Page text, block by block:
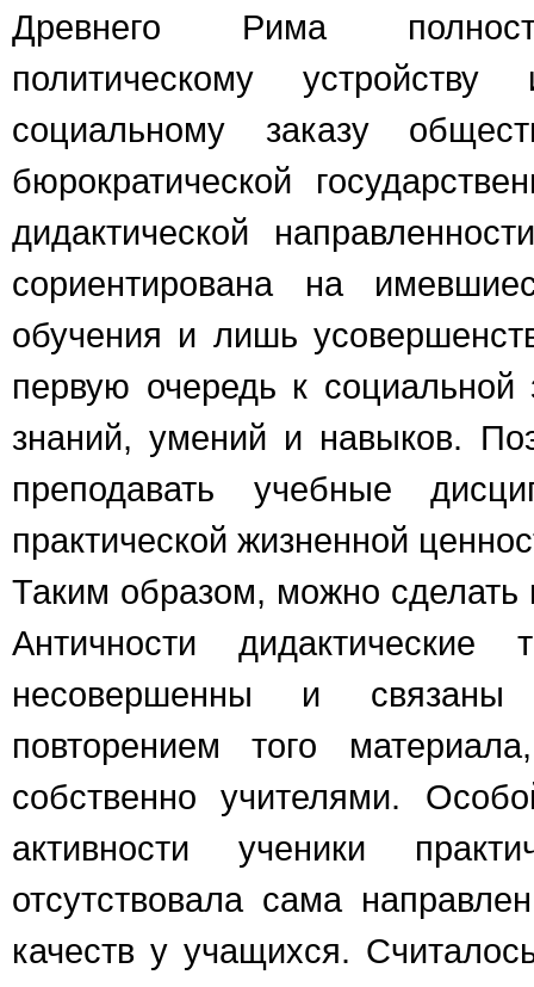
Древнего Рима
политическому
социальному заказу
бюрократической
дидактической
сориентирована на
обучения и лишь
первую очередь к социальной
знаний, умений и навыков.
преподавать учебные
практической жизненной
Таким образом, можно сделать
Античности
несовершенны и связаны
повторением того
собственно учителями.
активности ученики
отсутствовала сама
качеств у учащихся.